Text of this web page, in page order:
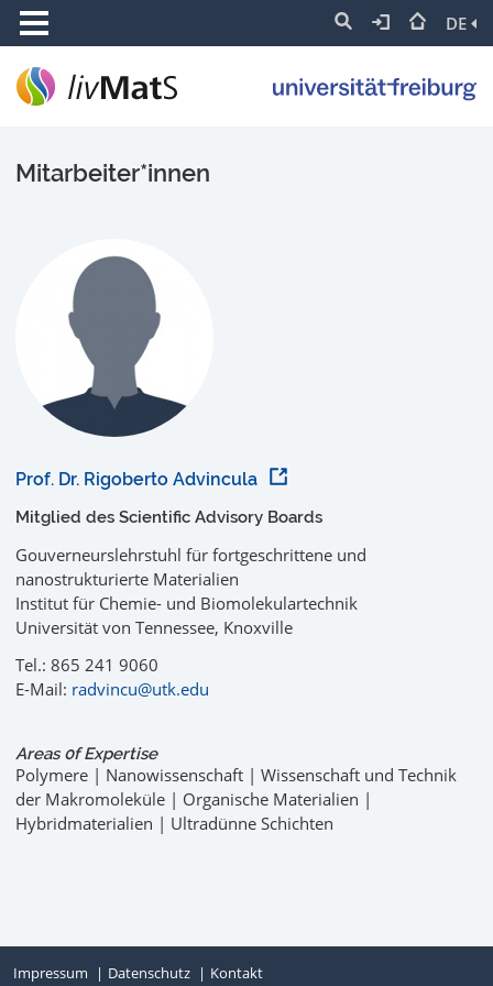
DE
Mitarbeiter*innen
Prof. Dr. Rigoberto Advincula
Mitglied des Scientific Advisory Boards
Gouverneurslehrstuhl für fortgeschrittene und
nanostrukturierte Materialien
Institut für Chemie- und Biomolekulartechnik
Universität von Tennessee, Knoxville
Tel.: 865 241 9060
E-Mail: radvincu@utk.edu
Areas 0f Expertise
Polymere | Nanowissenschaft | Wissenschaft und Technik
der Makromoleküle | Organische Materialien |
Hybridmaterialien | Ultradünne Schichten
Impressum Datenschutz Kontakt